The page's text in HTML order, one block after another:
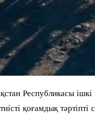
Республикасы ішкі
қоғамдық